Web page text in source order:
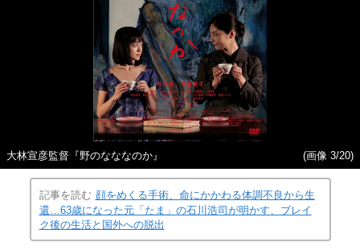
大林宣彦監督『野のなななのか』 (画像 3/20)
記事を読む 顔をめくる手術、命にかかわる体調不良から生
還…63歳になった元「たま」の石川浩司が明かす、ブレイ
ク後の生活と国外への脱出